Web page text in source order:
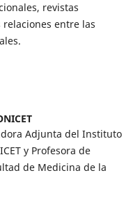
revistas
entre las
Adjunta del Instituto
y Profesora de
de Medicina de la